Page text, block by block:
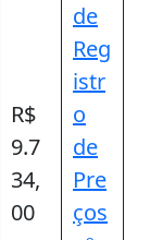
R$
9.7
34,
00
de
Reg
istr
o
de
Pre
ços